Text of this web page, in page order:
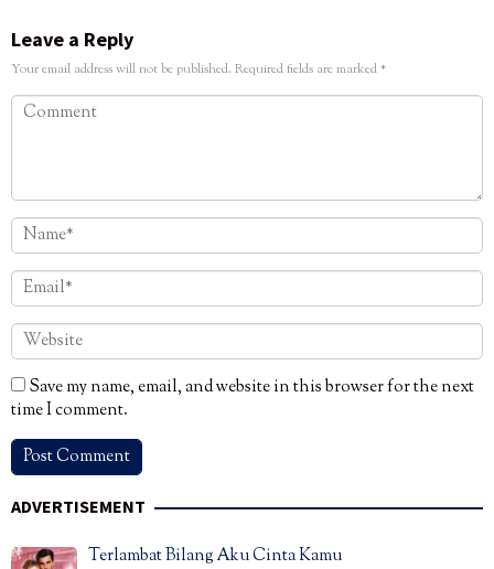
Leave a Reply
Your email address will not be published. Required fields are marked*
Save my name, email, and website in this browser for the next
time I comment.
ADVERTISEMENT
Terlambat Bilang Aku Cinta Kamu